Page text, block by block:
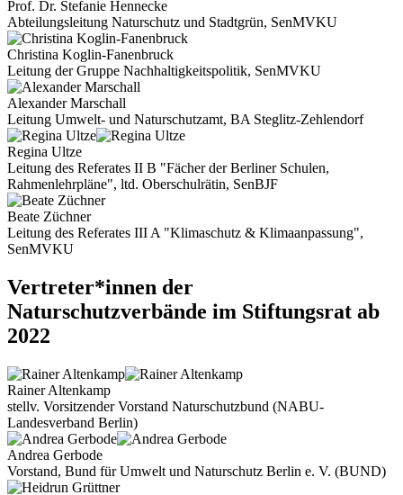
Prof. Dr. Stefanie Hennecke
Abteilungsleitung Naturschutz und Stadtgrün, SenMVKU
Christina Koglin-Fanenbruck
Leitung der Gruppe Nachhaltigkeitspolitik, SenMVKU
Alexander Marschall
Leitung Umwelt- und Naturschutzamt, BA Steglitz-Zehlendorf
Regina Ultze
Leitung des Referates II B "Fächer der Berliner Schulen,
Rahmenlehrpläne", ltd. Oberschulrätin, SenBJF
Beate Züchner
Leitung des Referates III A "Klimaschutz & Klimaanpassung",
SenMVKU
Vertreter*innen der
Naturschutzverbände im Stiftungsrat ab
2022
Rainer Altenkamp
stellv. Vorsitzender Vorstand Naturschutzbund (NABU-
Landesverband Berlin)
Andrea Gerbode
Vorstand, Bund für Umwelt und Naturschutz Berlin e. V. (BUND)